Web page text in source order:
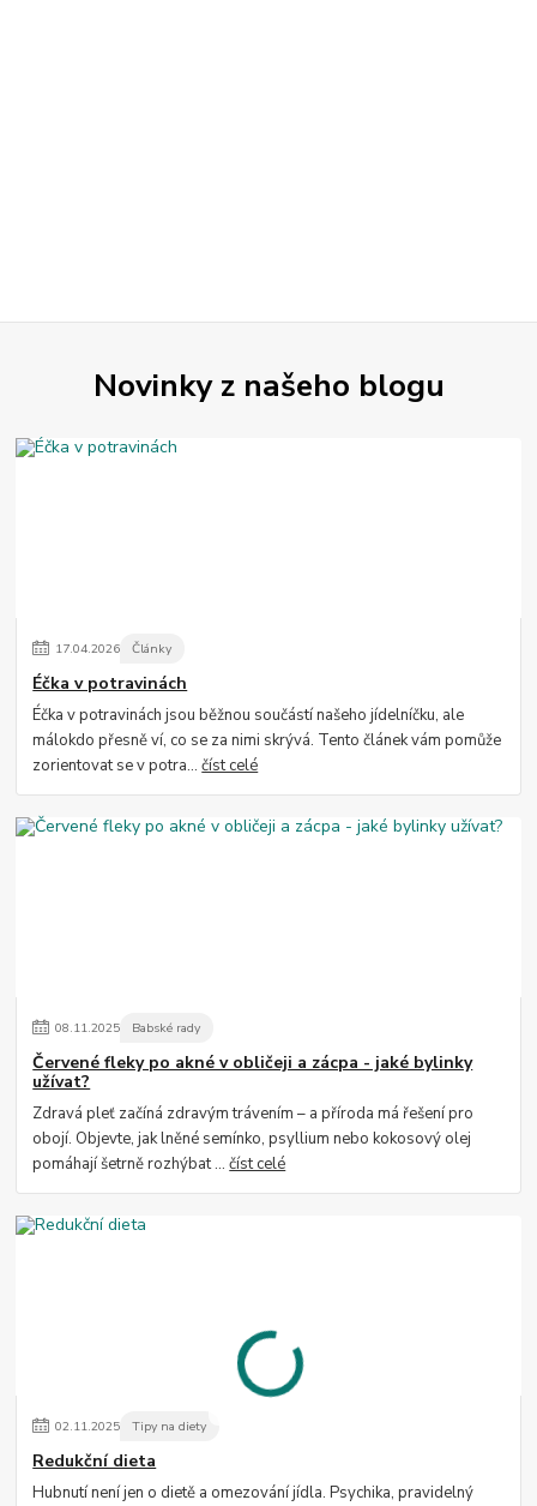
Novinky z našeho blogu
17.04.2026 Články
Éčka v potravinách
Éčka v potravinách jsou běžnou součástí našeho jídelníčku, ale
málokdo přesně ví, co se za nimi skrývá. Tento článek vám pomůže
zorientovat se v potra...číst celé
08.11.2025 Babské rady
Červené fleky po akné v obličeji a zácpa - jaké bylinky
užívat?
Zdravá pleť začíná zdravým trávením – a příroda má řešení pro
obojí. Objevte, jak lněné semínko, psyllium nebo kokosový olej
pomáhají šetrně rozhýbat ...číst celé
02.11.2025 Tipy na diety
Redukční dieta
Hubnutí není jen o dietě a omezování jídla. Psychika, pravidelný